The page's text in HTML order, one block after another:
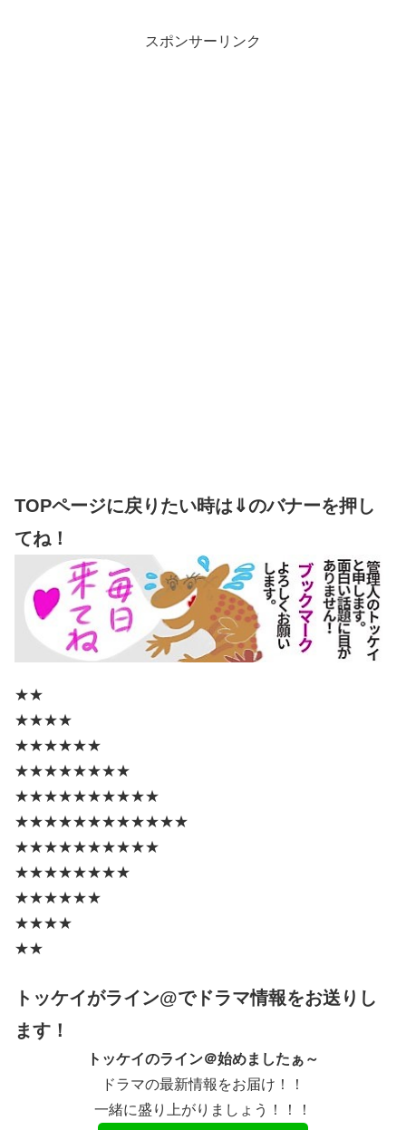
スポンサーリンク
TOPページに戻りたい時は⇓のバナーを押し
てね！
★★
★★★★
★★★★★★
★★★★★★★★
★★★★★★★★★★
★★★★★★★★★★★★
★★★★★★★★★★
★★★★★★★★
★★★★★★
★★★★
★★
トッケイがライン@でドラマ情報をお送りし
ます！
トッケイのライン＠始めましたぁ～
ドラマの最新情報をお届け！！
一緒に盛り上がりましょう！！！